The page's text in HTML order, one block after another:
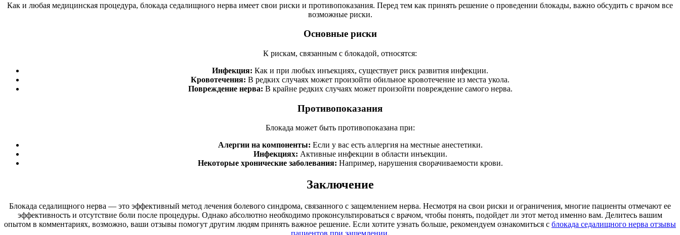
Как и любая медицинская процедура, блокада седалищного нерва имеет свои риски и противопоказания. Перед тем как принять решение о проведении блокады, важно обсудить с врачом все
возможные риски.
Основные риски
К рискам, связанным с блокадой, относятся:
Инфекция: Как и при любых инъекциях, существует риск развития инфекции.
Кровотечения: В редких случаях может произойти обильное кровотечение из места укола.
Повреждение нерва: В крайне редких случаях может произойти повреждение самого нерва.
Противопоказания
Блокада может быть противопоказана при:
Алергии на компоненты: Если у вас есть аллергия на местные анестетики.
Инфекциях: Активные инфекции в области инъекции.
Некоторые хронические заболевания: Например, нарушения сворачиваемости крови.
Заключение
Блокада седалищного нерва — это эффективный метод лечения болевого синдрома, связанного с защемлением нерва. Несмотря на свои риски и ограничения, многие пациенты отмечают ее
эффективность и отсутствие боли после процедуры. Однако абсолютно необходимо проконсультироваться с врачом, чтобы понять, подойдет ли этот метод именно вам. Делитесь вашим
опытом в комментариях, возможно, ваши отзывы помогут другим людям принять важное решение. Если хотите узнать больше, рекомендуем ознакомиться с блокада седалищного нерва отзывы